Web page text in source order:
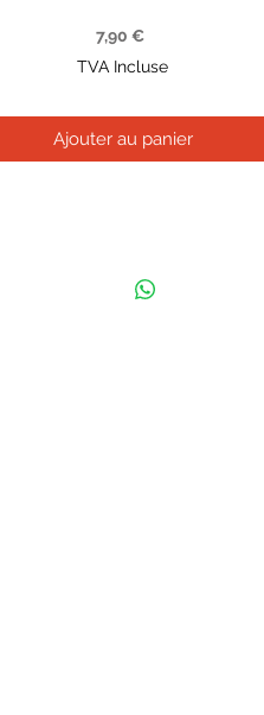
7,90 €Prix
TVA Incluse
Ajouter au panier
Camomille et Lavande du Haut-